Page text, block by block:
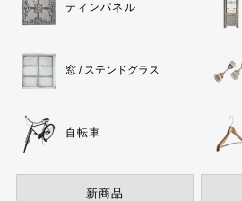
ティンパネル
窓 / ステンドグラス
自転車
新商品